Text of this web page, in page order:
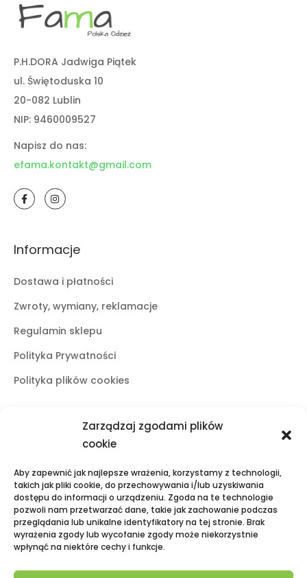
Zarządzaj zgodami plików
cookie
Aby zapewnić jak najlepsze wrażenia, korzystamy z technologii,
takich jak pliki cookie, do przechowywania i/lub uzyskiwania
dostępu do informacji o urządzeniu. Zgoda na te technologie
pozwoli nam przetwarzać dane, takie jak zachowanie podczas
przeglądania lub unikalne identyfikatory na tej stronie. Brak
wyrażenia zgody lub wycofanie zgody może niekorzystnie
wpłynąć na niektóre cechy i funkcje.
P.H.DORA Jadwiga Piątek
ul. Świętoduska 10
20-082 Lublin
NIP: 9460009527
Napisz do nas:
efama.kontakt@gmail.com
Informacje
Dostawa i płatności
Zwroty, wymiany, reklamacje
Regulamin sklepu
Polityka Prywatności
Polityka plików cookies
Butiki stacjonarne
ul. Świętoduska 10
mail:fama.lublin@op.pl
tel:+48 601 525 423
Puławy